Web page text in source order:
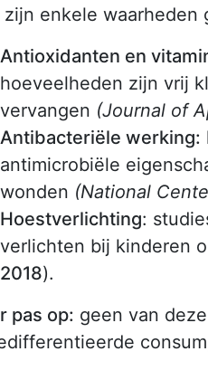
zijn enkele waarheden
Antioxidanten en
hoeveelheden zijn vrij
vervangen (Journal of
Antibacteriële werking:
antimicrobiële
wonden (National
Hoestverlichting:
verlichten bij kinderen
2018).
pas op: geen van